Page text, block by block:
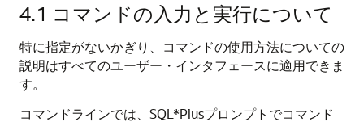
4.1 コマンドの入力と実行について
特に指定がないかぎり、コマンドの使用方法についての
説明はすべてのユーザー・インタフェースに適用できま
す。
コマンドラインでは、SQL*Plusプロンプトでコマンド